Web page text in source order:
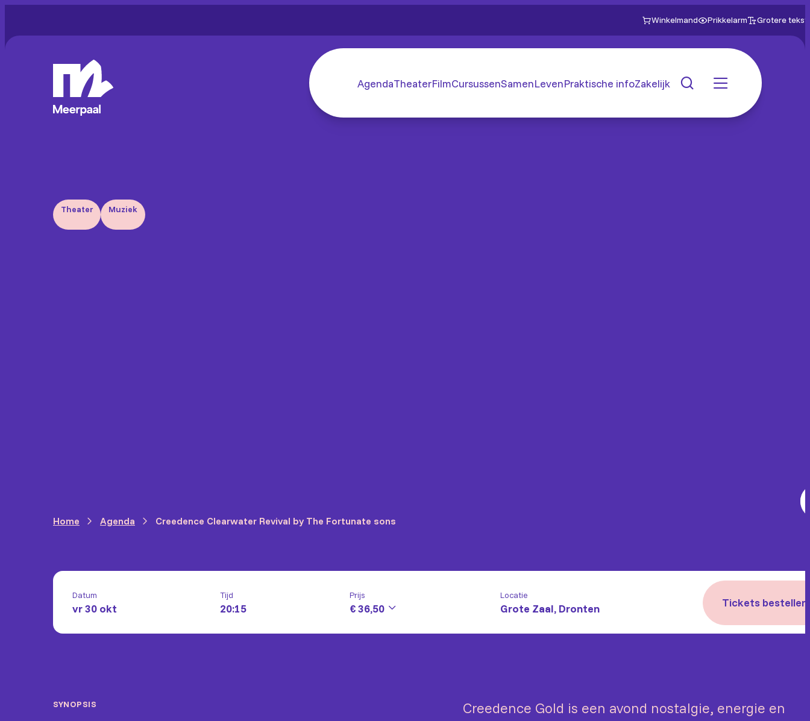
Winkelmand Prikkelarm Grotere tekst
AgendaTheaterFilmCursussenSamenLevenPraktische infoZakelijk
Theater Muziek
Home Agenda Creedence Clearwater Revival by The Fortunate sons
Datum
vr 30 okt
Tijd
20:15
Prijs
€ 36,50
Locatie
Grote Zaal, Dronten Tickets bestellen
SYNOPSIS
Creedence Gold is een avond nostalgie, energie en